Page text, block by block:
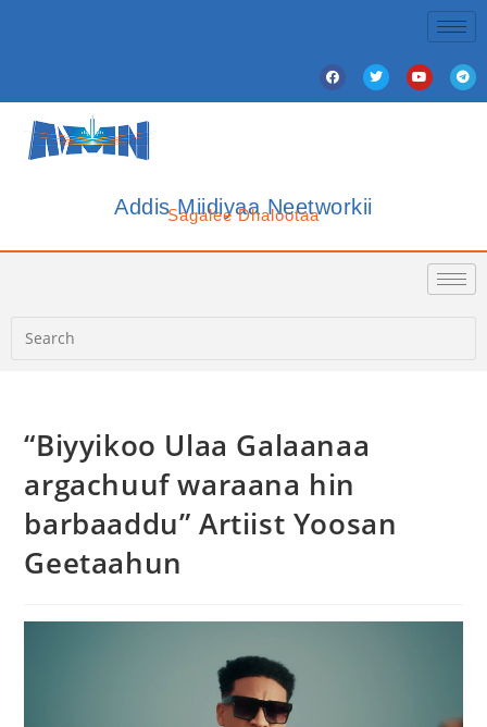
Addis Miidiyaa Neetworkii
Sagalee Dhalootaa
“Biyyikoo Ulaa Galaanaa
argachuuf waraana hin
barbaaddu” Artiist Yoosan
Geetaahun